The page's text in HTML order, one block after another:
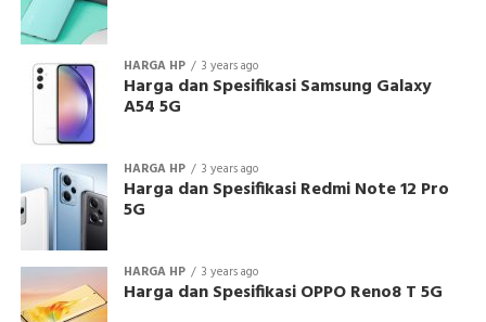
HARGA HP 3 years ago
Harga dan Spesifikasi Samsung Galaxy
A54 5G
HARGA HP 3 years ago
Harga dan Spesifikasi Redmi Note 12 Pro
5G
HARGA HP 3 years ago
Harga dan Spesifikasi OPPO Reno8 T 5G